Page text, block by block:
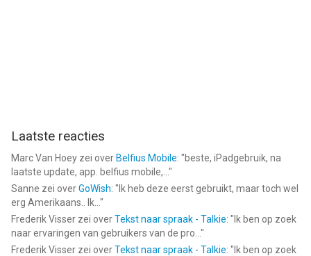
Laatste reacties
Marc Van Hoey zei over Belfius Mobile: "beste, iPadgebruik, na
laatste update, app. belfius mobile,... "
Sanne zei overGoWish: " Ik heb deze eerst gebruikt, maar toch wel
erg Amerikaans.. Ik... "
Frederik Visser zei overTekst naar spraak - Talkie: " Ik ben op zoek
naar ervaringen van gebruikers van de pro... "
Frederik Visser zei overTekst naar spraak - Talkie: " Ik ben op zoek